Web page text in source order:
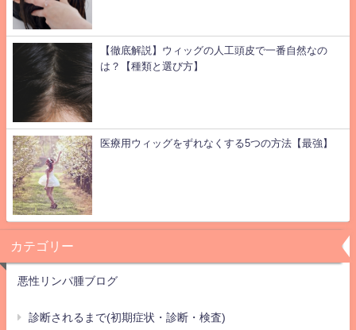
【徹底解説】ウィッグの人工頭皮で一番自然なの
は？【種類と選び方】
医療用ウィッグをずれなくする5つの方法【最強】
カテゴリー
悪性リンパ腫ブログ
診断されるまで(初期症状・診断・検査)